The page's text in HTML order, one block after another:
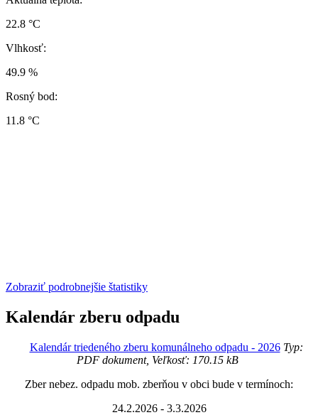
22.8 °C
Vlhkosť:
49.9 %
Rosný bod:
11.8 °C
Zobraziť podrobnejšie štatistiky
Kalendár zberu odpadu
Kalendár triedeného zberu komunálneho odpadu - 2026Typ:
PDF dokument, Veľkosť: 170.15 kB
Zber nebez. odpadu mob. zberňou v obci bude v termínoch:
24.2.2026 - 3.3.2026